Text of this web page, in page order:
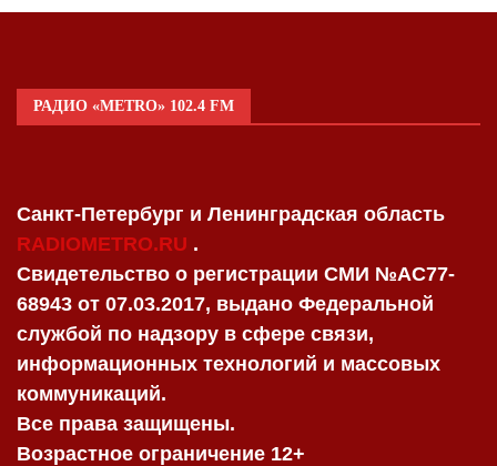
РАДИО «METRO» 102.4 FM
Санкт-Петербург и Ленинградская область
RADIOMETRO.RU .
Свидетельство о регистрации СМИ №AC77-
68943 от 07.03.2017, выдано Федеральной
службой по надзору в сфере связи,
информационных технологий и массовых
коммуникаций.
Все права защищены.
Возрастное ограничение 12+